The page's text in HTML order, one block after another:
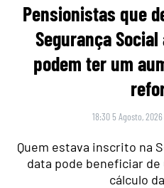
Pensionistas que
Segurança
podem ter um
18:30 5 Agosto, 2026
Quem estava inscrito na
data pode beneficiar
cálculo